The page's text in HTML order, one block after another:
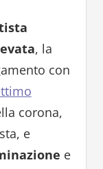
, la
con
corona,
e
e